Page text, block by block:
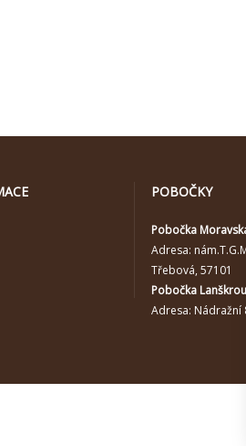
POBOČKY
Pobočka
Adresa:
Třebová, 57101
Pobočka
Adresa: Nádražní